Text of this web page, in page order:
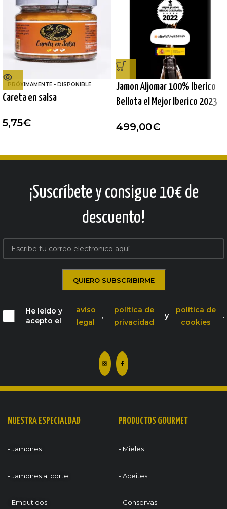
PRÓXIMAMENTE - DISPONIBLE
Careta en salsa
5,75€
Jamon Aljomar 100% Iberico
Bellota el Mejor Iberico 2023
499,00€
¡Suscríbete y consigue 10€ de
descuento!
He leído y
acepto el
aviso
legal
,
política de
privacidad
y
política de
cookies
.
NUESTRA ESPECIALDAD
- Jamones
- Jamones al corte
- Embutidos
PRODUCTOS GOURMET
- Mieles
- Aceites
- Conservas